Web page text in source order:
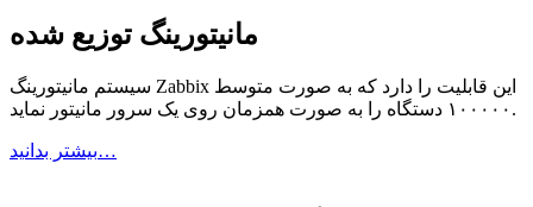
مانیتورینگ توزیع شده
سیستم مانیتورینگ Zabbix این قابلیت را دارد که به صورت متوسط
۱۰۰۰۰۰ دستگاه را به صورت همزمان روی یک سرور مانیتور نماید.
بیشتر بدانید…